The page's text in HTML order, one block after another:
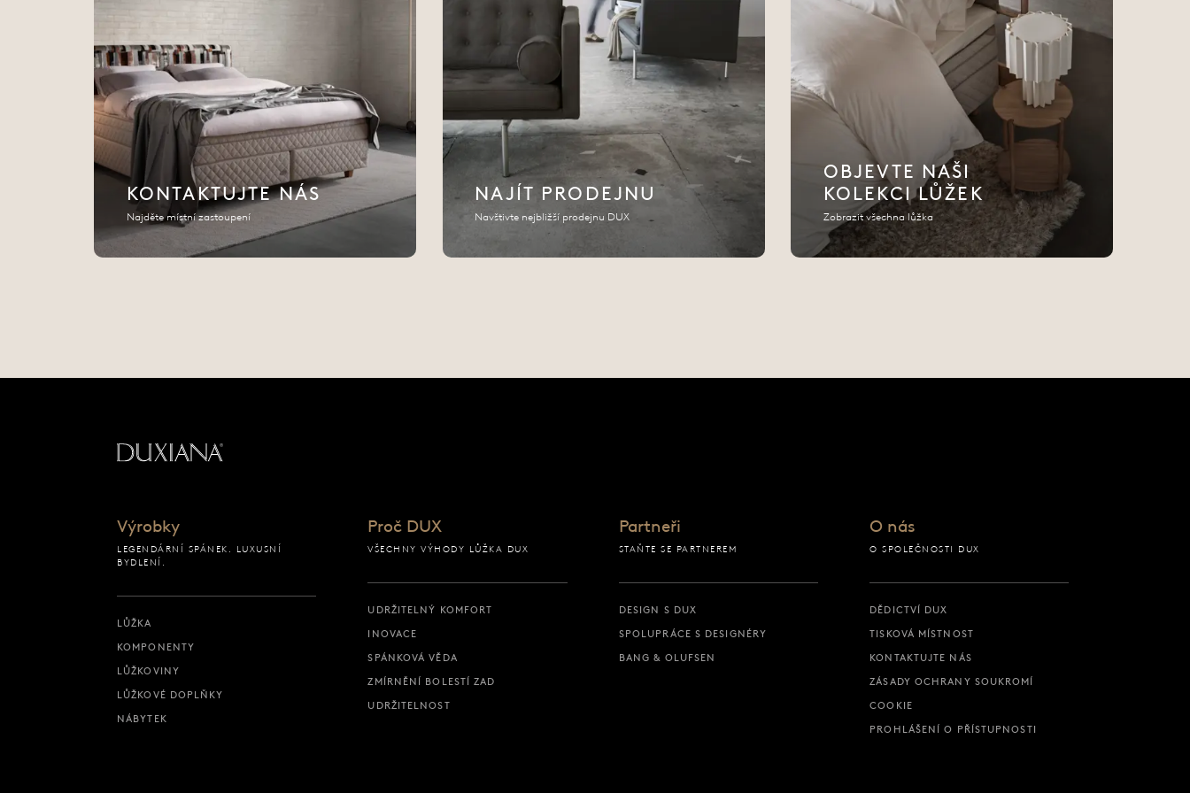
KONTAKTUJTE NÁS
Najděte místní zastoupení
NAJÍT PRODEJNU
Navštivte nejbližší prodejnu DUX
OBJEVTE NAŠI
KOLEKCI LŮŽEK
Zobrazit všechna lůžka
Výrobky
LEGENDÁRNÍ SPÁNEK. LUXUSNÍ
BYDLENÍ.
LŮŽKA
KOMPONENTY
LŮŽKOVINY
LŮŽKOVÉ DOPLŇKY
NÁBYTEK
Proč DUX
VŠECHNY VÝHODY LŮŽKA DUX
UDRŽITELNÝ KOMFORT
INOVACE
SPÁNKOVÁ VĚDA
ZMÍRNĚNÍ BOLESTÍ ZAD
UDRŽITELNOST
Partneři
STAŇTE SE PARTNEREM
DESIGN S DUX
SPOLUPRÁCE S DESIGNÉRY
BANG & OLUFSEN
O nás
O SPOLEČNOSTI DUX
DĚDICTVÍ DUX
TISKOVÁ MÍSTNOST
KONTAKTUJTE NÁS
ZÁSADY OCHRANY SOUKROMÍ
COOKIE
PROHLÁŠENÍ O PŘÍSTUPNOSTI